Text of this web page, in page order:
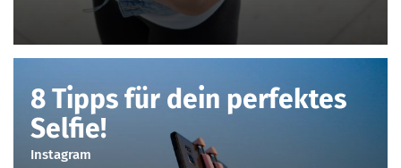
8 Tipps für dein perfektes
Selfie!
Instagram